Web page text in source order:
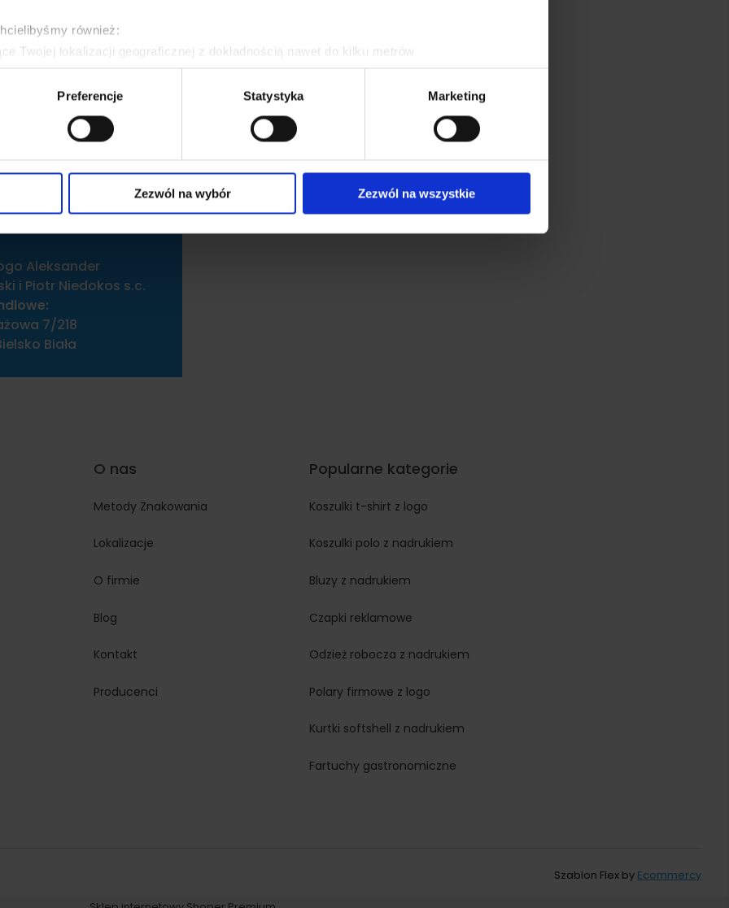
również:
Twojej lokalizacji geograficznej z dokładnością nawet do kilku metrów
aktywnie analizując charakteryzującego je zbiory danych (fingerprinting, czyli
tego, jak Twoje osobiste dane są przetwarzane oraz ustaw własne preferencje wsekcji
cookie możesz zmienić lub wycofać swoją zgodę w dowolnej chwili.
spersonalizowania treści i reklam, aby oferować funkcje społecznościowe i analizować
mogą połączyć te informacje z innymi danymi otrzymanymi od Ciebie lub
Preferencje Statystyka Marketing
Zezwól na wybór Zezwól na wszystkie
grafikę możemy umieścić w dowolnym
miejscem znakowania jest front czapki.
Aleksander
i Piotr Niedokos s.c.
7/218
Biała
O nas
Metody Znakowania
Lokalizacje
O firmie
Blog
Kontakt
Producenci
Popularne kategorie
Koszulki t-shirt z logo
Koszulki polo z nadrukiem
Bluzy z nadrukiem
Czapki reklamowe
Odzież robocza z nadrukiem
Polary firmowe z logo
Kurtki softshell z nadrukiem
Fartuchy gastronomiczne
Szablon Flex by Ecommercy